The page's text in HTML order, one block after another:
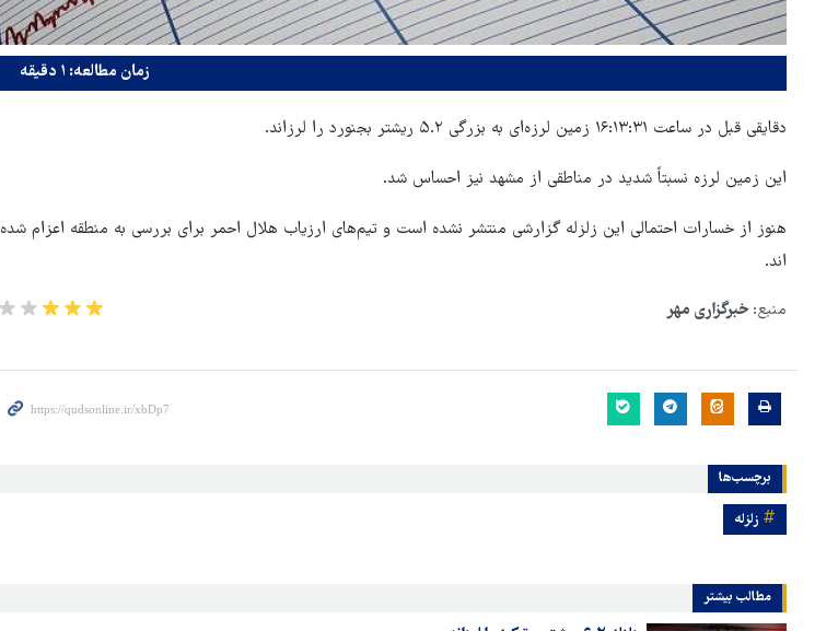
زمان مطالعه: ۱ دقیقه
دقایقی قبل در ساعت ۱۶:۱۳:۳۱ زمین لرزه‌ای به بزرگی ۵.۲ ریشتر بجنورد را لرزاند.
این زمین لرزه نسبتاً شدید در مناطقی از مشهد نیز احساس شد.
هنوز از خسارات احتمالی این زلزله گزارشی منتشر نشده است و تیم‌های ارزیاب هلال احمر برای بررسی به منطقه اعزام شده
اند.
منبع: خبرگزاری مهر
برچسب‌ها
زلزله
مطالب بیشتر